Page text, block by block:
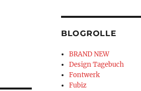
BLOGROLLE
BRAND NEW
Design Tagebuch
Fontwerk
Fubiz